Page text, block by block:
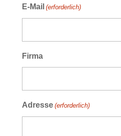
E-Mail (erforderlich)
Firma
Adresse (erforderlich)